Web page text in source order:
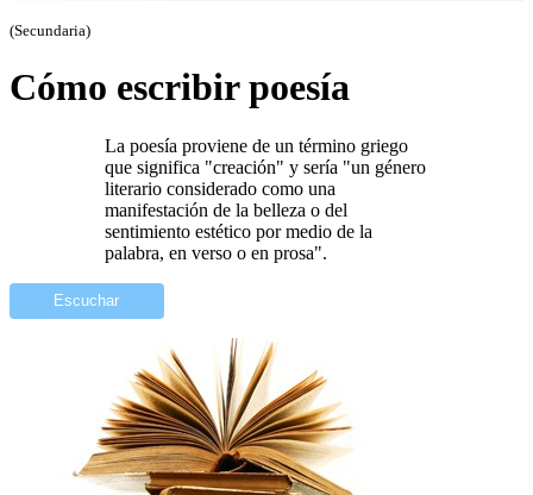
(Secundaria)
Cómo escribir poesía
La poesía proviene de un término griego
que significa "creación" y sería "un género
literario considerado como una
manifestación de la belleza o del
sentimiento estético por medio de la
palabra, en verso o en prosa".
Escuchar